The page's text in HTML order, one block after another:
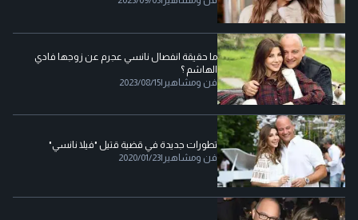
ما حقيقة انفصال نانسي عجرم عن زوجها فادي
الهاشم ؟
فن ومشاهير |
2023/08/15
تطورات جديدة في قضية قتيل "فيلا نانسي"
فن ومشاهير |
2020/01/23